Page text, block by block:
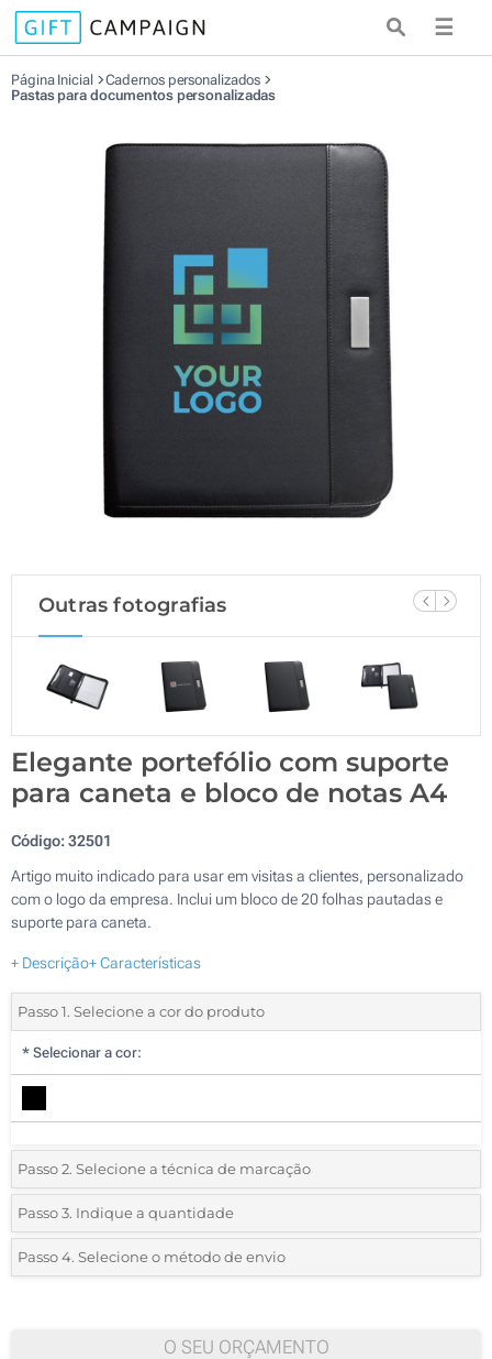
☰
Página Inicial
Cadernos personalizados
Pastas para documentos personalizadas
Outras fotografias
Elegante portefólio com suporte
para caneta e bloco de notas A4
Código:32501
Artigo muito indicado para usar em visitas a clientes, personalizado
com o logo da empresa. Inclui um bloco de 20 folhas pautadas e
suporte para caneta.
+ Descrição+ Características
Passo 1. Selecione a cor do produto
* Selecionar a cor:
Passo 2. Selecione a técnica de marcação
*Selecione o tipo de marcação e as cores do logotipo:
1 Cor (Na frente)
Passo 3. Indique a quantidade
*Quantidade mínima:5
Passo 4. Selecione o método de envio
O SEU ORÇAMENTO